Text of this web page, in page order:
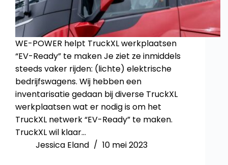
WE-POWER helpt TruckXL werkplaatsen
“EV-Ready” te maken Je ziet ze inmiddels
steeds vaker rijden: (lichte) elektrische
bedrijfswagens. Wij hebben een
inventarisatie gedaan bij diverse TruckXL
werkplaatsen wat er nodig is om het
TruckXL netwerk “EV-Ready” te maken.
TruckXL wil klaar…
Jessica Eland
10 mei 2023